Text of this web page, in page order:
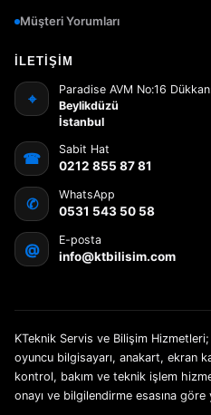
Müşteri Yorumları
İLETIŞIM
⌖
Paradise AVM No:16
Beylikdüzü
İstanbul
☎
Sabit Hat
0212 855 87 81
✆
WhatsApp
0531 543 50 58
@
E-posta
info@ktbilisim.com
KTeknik Servis ve Bilişim
oyuncu bilgisayarı, anakart, ekran
kontrol, bakım ve teknik işlem
onayı ve bilgilendirme esasına göre